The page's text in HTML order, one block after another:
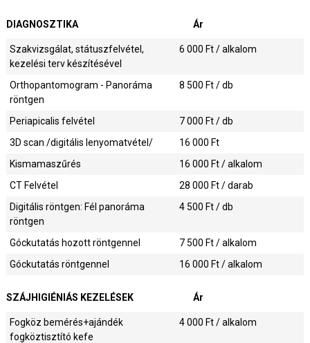
DIAGNOSZTIKA Ár
6 000 Ft / alkalom
Szakvizsgálat, státuszfelvétel,
kezelési terv készítésével
8 500 Ft / db
Orthopantomogram - Panoráma
röntgen
7 000 Ft / db
Periapicalis felvétel
16 000 Ft
3D scan /digitális lenyomatvétel/
16 000 Ft / alkalom
Kismamaszűrés
28 000 Ft / darab
CT Felvétel
4 500 Ft / db
Digitális röntgen: Fél panoráma
röntgen
7 500 Ft / alkalom
Góckutatás hozott röntgennel
16 000 Ft / alkalom
Góckutatás röntgennel
SZÁJHIGIÉNIÁS KEZELÉSEK Ár
4 000Ft / alkalom
Fogköz bemérés+ajándék
fogköztisztító kefe